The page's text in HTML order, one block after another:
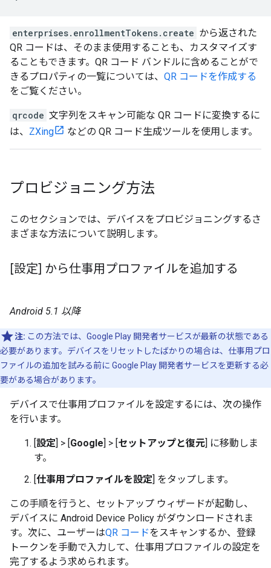
enterprises.enrollmentTokens.create から返された
QR コードは、そのまま使用することも、カスタマイズす
ることもできます。QR コード バンドルに含めることがで
きるプロパティの一覧については、 QR コードを作成する
をご覧ください。
qrcode 文字列をスキャン可能な QR コードに変換するに
は、 ZXing などの QR コード生成ツールを使用します。
プロビジョニング方法
このセクションでは、デバイスをプロビジョニングするさ
まざまな方法について説明します。
[設定] から仕事用プロファイルを追加する
Android 5.1 以降
注: この方法では、Google Play 開発者サービスが最新の状態である
必要があります。デバイスをリセットしたばかりの場合は、仕事用プロ
ファイルの追加を試みる前に Google Play 開発者サービスを更新する必
要がある場合があります。
デバイスで仕事用プロファイルを設定するには、次の操作
を行います。
[設定] > [Google] > [セットアップと復元] に移動しま
す。
[仕事用プロファイルを設定] をタップします。
この手順を行うと、セットアップ ウィザードが起動し、
デバイスに Android Device Policy がダウンロードされま
す。次に、ユーザーはQR コードをスキャンするか、登録
トークンを手動で入力して、仕事用プロファイルの設定を
完了するよう求められます。